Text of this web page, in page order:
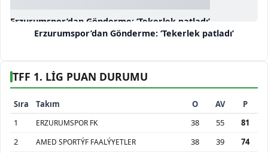
Erzurumspor’dan Gönderme: ‘Tekerlek patladı’
Erzurumspor’dan Gönderme: ‘Tekerlek patladı’
TFF 1. LİG PUAN DURUMU
Sıra Takım O AV
P
1
ERZURUMSPOR FK 38 55
81
2
AMED SPORTÝF FAALÝYETLER 38 39
74